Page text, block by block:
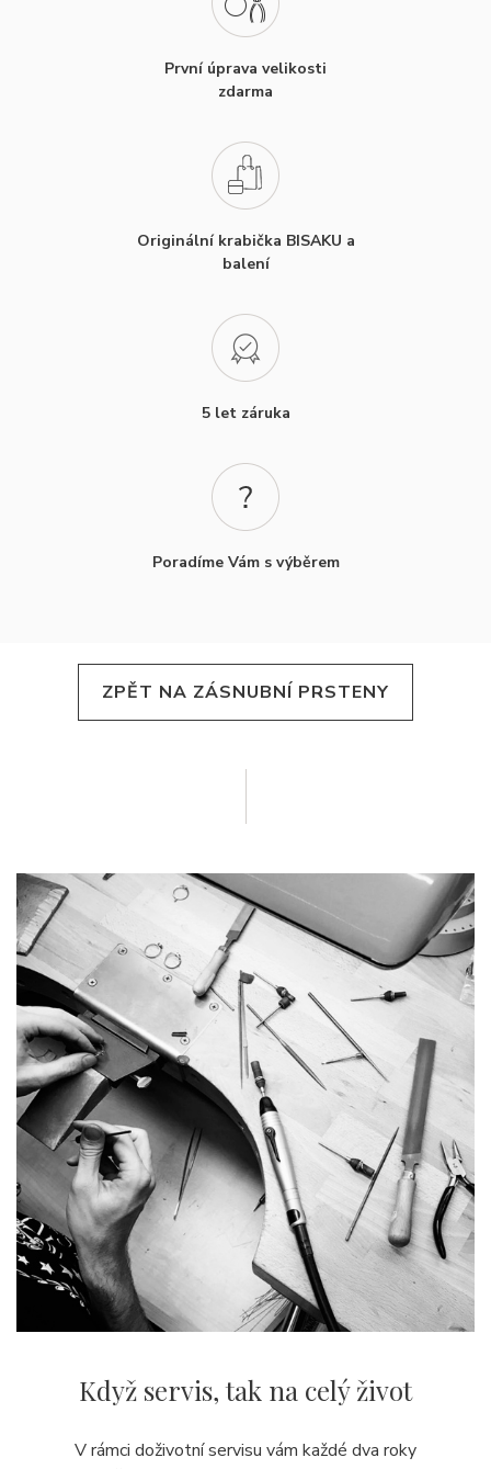
První úprava velikosti
zdarma
Originální krabička BISAKU a
balení
5 let záruka
Poradíme Vám s výběrem
ZPĚT NA ZÁSNUBNÍ PRSTENY
Když servis,tak na celý život
V rámci doživotní servisu vám každé dva roky